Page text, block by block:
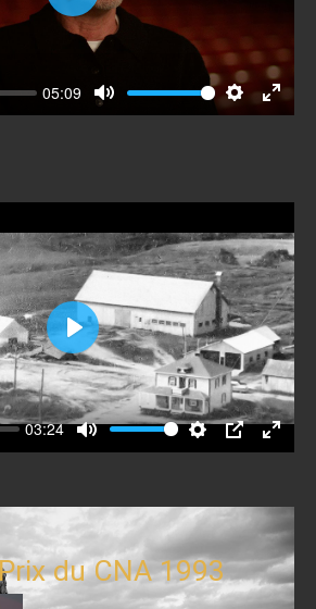
05:09
Mute SettingsEnter
Play
03:24
Mute SettingsPIP
Enter
Play
du CNA 1993